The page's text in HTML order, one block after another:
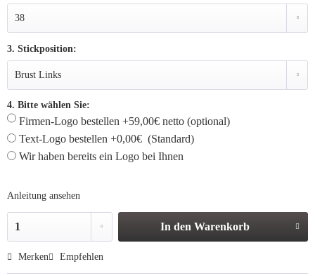
3. Stickposition:
4. Bitte wählen Sie:
Firmen-Logo bestellen +59,00€ netto (optional)
Text-Logo bestellen +0,00€ (Standard)
Wir haben bereits ein Logo bei Ihnen
Anleitung ansehen
In den Warenkorb
Merken Empfehlen